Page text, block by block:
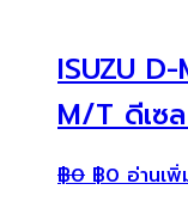
ISUZU
M/T ดีเซ
฿0 ฿0 อ่านเพิ่